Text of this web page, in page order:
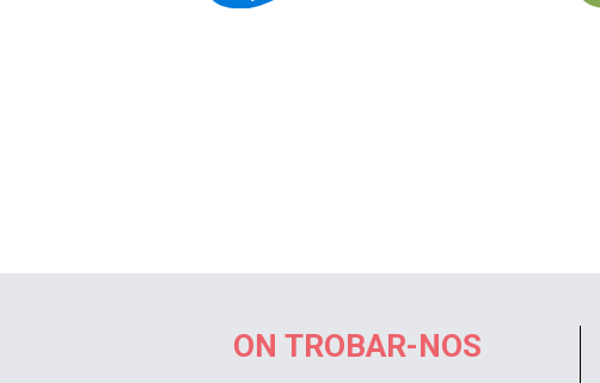
ON TROBAR-NOS